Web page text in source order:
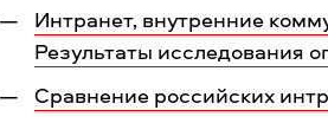
Интранет, внутренние
Результаты исследования
Сравнение российских